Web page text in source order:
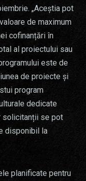
„Aceștia pot
de maximum
cofinanțări în
al proiectului sau
este de
de proiecte și
program
dedicate
solicitanții se pot
disponibil la
planificate pentru